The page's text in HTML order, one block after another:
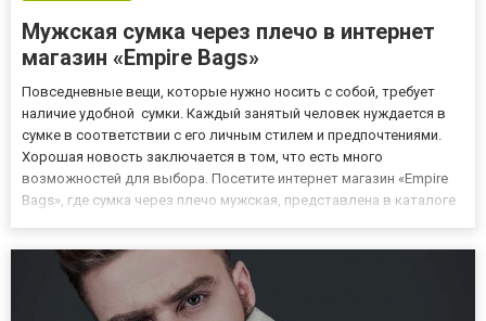
Мужская сумка через плечо в интернет
магазин «Empire Bags»
Повседневные вещи, которые нужно носить с собой, требует
наличие удобной сумки. Каждый занятый человек нуждается в
сумке в соответствии с его личным стилем и предпочтениями.
Хорошая новость заключается в том, что есть много
возможностей для выбора. Посетите интернет магазин «Empire
Bags», где сумка через плечо мужская, представлена в каталоге
функциональности...